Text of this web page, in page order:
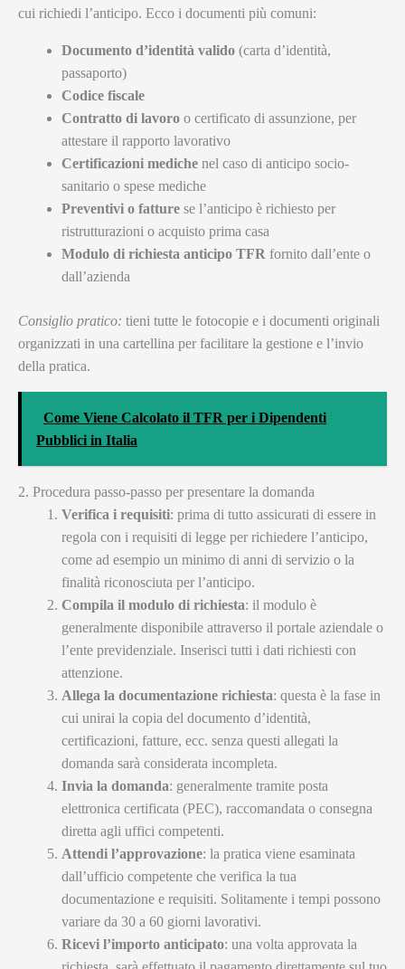
cui richiedi l’anticipo. Ecco i documenti più comuni:
Documento d’identità valido (carta d’identità,
passaporto)
Codice fiscale
Contratto di lavoro o certificato di assunzione, per
attestare il rapporto lavorativo
Certificazioni mediche nel caso di anticipo socio-
sanitario o spese mediche
Preventivi o fatture se l’anticipo è richiesto per
ristrutturazioni o acquisto prima casa
Modulo di richiesta anticipo TFR fornito dall’ente o
dall’azienda
Consiglio pratico: tieni tutte le fotocopie e i documenti originali
organizzati in una cartellina per facilitare la gestione e l’invio
della pratica.
Come Viene Calcolato il TFR per i Dipendenti
Pubblici in Italia
2. Procedura passo-passo per presentare la domanda
Verifica i requisiti: prima di tutto assicurati di essere in
regola con i requisiti di legge per richiedere l’anticipo,
come ad esempio un minimo di anni di servizio o la
finalità riconosciuta per l’anticipo.
Compila il modulo di richiesta: il modulo è
generalmente disponibile attraverso il portale aziendale o
l’ente previdenziale. Inserisci tutti i dati richiesti con
attenzione.
Allega la documentazione richiesta: questa è la fase in
cui unirai la copia del documento d’identità,
certificazioni, fatture, ecc. senza questi allegati la
domanda sarà considerata incompleta.
Invia la domanda: generalmente tramite posta
elettronica certificata (PEC), raccomandata o consegna
diretta agli uffici competenti.
Attendi l’approvazione: la pratica viene esaminata
dall’ufficio competente che verifica la tua
documentazione e requisiti. Solitamente i tempi possono
variare da 30 a 60 giorni lavorativi.
Ricevi l’importo anticipato: una volta approvata la